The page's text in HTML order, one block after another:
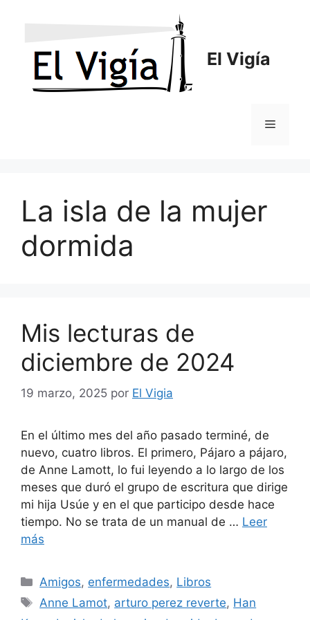
El Vigía
Menú
La isla de la mujer
dormida
Mis lecturas de
diciembre de 2024
19 marzo, 2025 por El Vigia
En el último mes del año pasado terminé, de
nuevo, cuatro libros. El primero, Pájaro a pájaro,
de Anne Lamott, lo fui leyendo a lo largo de los
meses que duró el grupo de escritura que dirige
mi hija Usúe y en el que participo desde hace
tiempo. No se trata de un manual de … Leer
más
Categorías
Amigos, enfermedades, Libros
Etiquetas
Anne Lamot, arturo perez reverte, Han